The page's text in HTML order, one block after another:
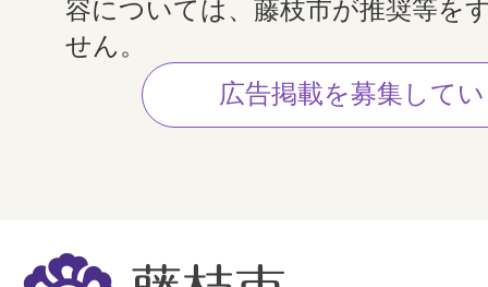
容については、藤枝市が推奨等を
せん。
広告掲載を募集して
藤